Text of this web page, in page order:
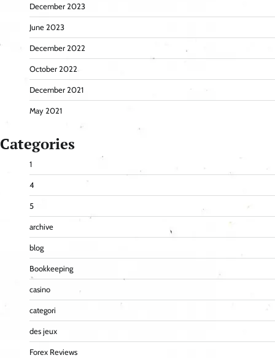
December 2023
June 2023
December 2022
October 2022
December 2021
May 2021
Categories
1
4
5
archive
blog
Bookkeeping
casino
categori
des jeux
Forex Reviews